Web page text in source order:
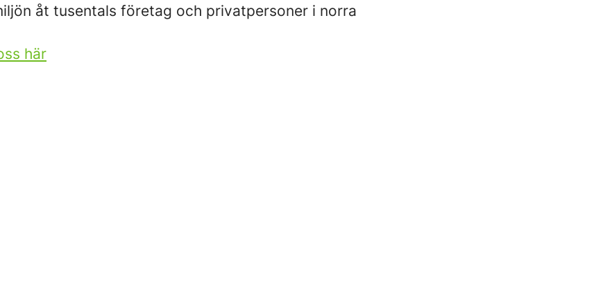
åt tusentals företag och privatpersoner i norra
här